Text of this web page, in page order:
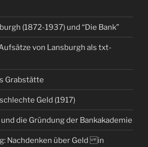
(1872-1937) und “Die Bank”
von Lansburgh als txt-
Grabstätte
Geld (1917)
die Gründung der Bankakademie
Nachdenken über Geld in